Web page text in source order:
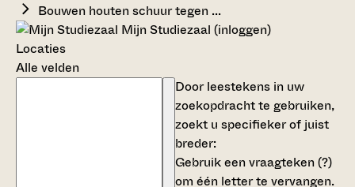
Bouwen houten schuur tegen ...
Mijn Studiezaal (inloggen)
Locaties
Alle velden
Door leestekens in uw
zoekopdracht te gebruiken,
zoekt u specifieker of juist
breder:
Gebruik eenvraagteken (?)
om één letter te vervangen.